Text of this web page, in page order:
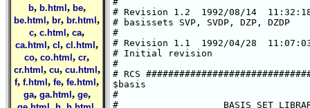
b, b.html , be,
be.html , br, br.html ,
c, c.html , ca,
ca.html , cl , cl.html ,
co, co.html , cr,
cr.html , cu, cu.html ,
f, f.html , fe, fe.html ,
ga, ga.html , ge,